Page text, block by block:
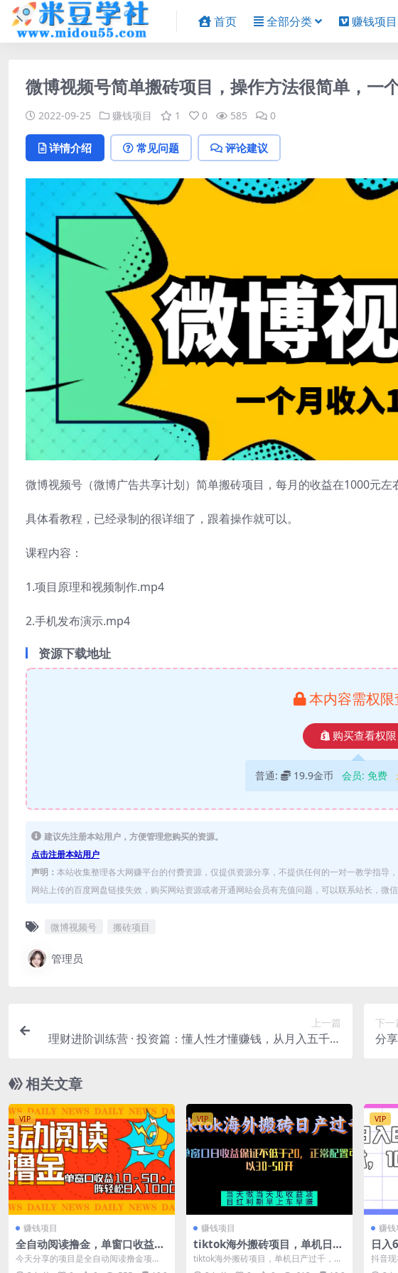
首页 全部分类 赚钱项目
微博视频号简单搬砖项目，操作方法很简单，一
2022-09-25 赚钱项目 1 0 585 0
详情介绍 常见问题 评论建议
微博视频号（微博广告共享计划）简单搬砖项目，每月的收益在1000元左
具体看教程，已经录制的很详细了，跟着操作就可以。
课程内容：
1.项目原理和视频制作.mp4
2.手机发布演示.mp4
资源下载地址
本内容需权
购买查看权限
普通: 19.9金币 会员: 免费
建议先注册本站用户，方便管理您购买的资源。
点击注册本站用户
声明： 本站收集整理各大网赚平台的付费资源，仅提供资源分享，不提供任何的一对一教学指导
网站上传的百度网盘链接失效，购买网站资源或者开通网站会员有充值问题，可以联系站长，
微博视频号 搬砖项目
管理员
上一篇
理财进阶训练营 · 投资篇：懂人性才懂赚钱，从月入五千到
下一
分
相关文章
VIP
赚钱项目
全自动阅读撸金，单窗口收益10
-50+，可批量矩阵轻松日入100
0+
今天分享的项目是全自动阅读撸金项
目，，单窗口收益可达10-50＋，设备足
VIP
赚钱项目
tiktok海外搬砖项目，单机日产
过千，当天做当天见收益
tiktok海外搬砖项目，单机日产过千，当
天做当天见收益 资源下载地址
VIP
赚钱
日入
条视
抖音
天给